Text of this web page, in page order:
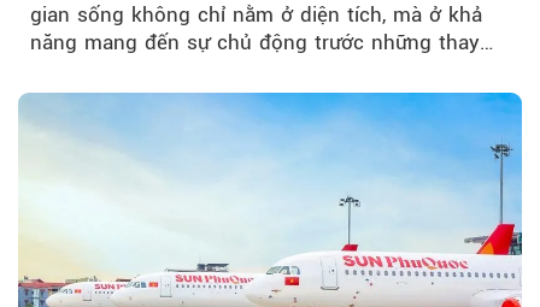
Theo
gian sống không chỉ nằm ở diện tích, mà ở khả
năng mang đến sự chủ động trước những thay